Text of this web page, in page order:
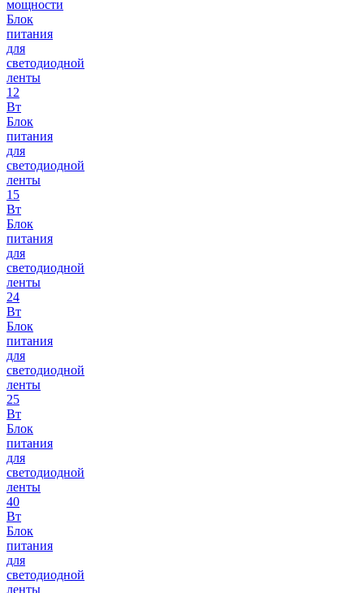
мощности
Блок
питания
для
светодиодной
ленты
12
Вт
Блок
питания
для
светодиодной
ленты
15
Вт
Блок
питания
для
светодиодной
ленты
24
Вт
Блок
питания
для
светодиодной
ленты
25
Вт
Блок
питания
для
светодиодной
ленты
40
Вт
Блок
питания
для
светодиодной
ленты